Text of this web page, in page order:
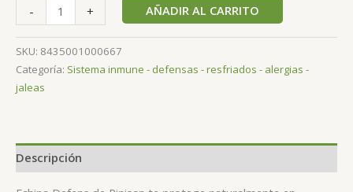
- + AÑADIR AL CARRITO
SKU: 8435001000667
Categoría: Sistema inmune - defensas - resfriados - alergias -
jaleas
Descripción